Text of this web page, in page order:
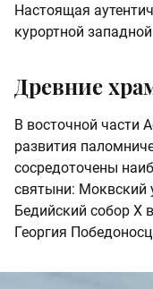
Настоящая
курортной
Древние
В восточной части
развития
сосредоточены
святыни: Моквский
Бедийский собор Х
Георгия